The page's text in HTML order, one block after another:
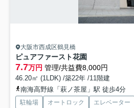
大阪市西成区鶴見橋
ピュアファースト花園
7.7万円 管理/共益費8,000円
46.20㎡ (1LDK) /築22年 /11階建
南海高野線「萩ノ茶屋」駅 徒歩4分
駐輪場 オートロック エレベーター